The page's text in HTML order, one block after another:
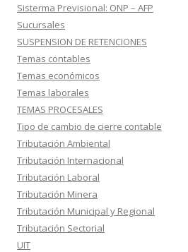
Sisterma Previsional: ONP – AFP
Sucursales
SUSPENSION DE RETENCIONES
Temas contables
Temas económicos
Temas laborales
TEMAS PROCESALES
Tipo de cambio de cierre contable
Tributación Ambiental
Tributación Internacional
Tributación Laboral
Tributación Minera
Tributación Municipal y Regional
Tributación Sectorial
UIT